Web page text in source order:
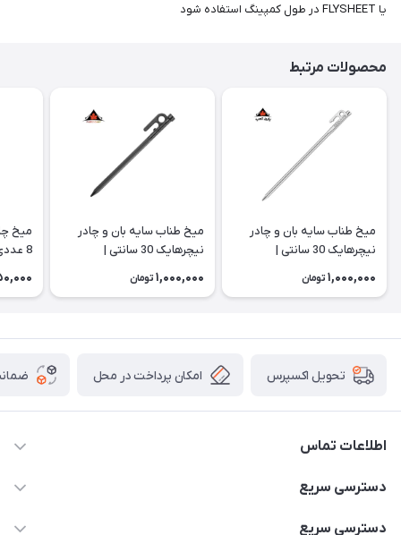
یا FLYSHEET در طول کمپینگ استفاده شود
محصولات مرتبط
میخ طناب سایه بان و چادر
نیچرهایک 30 سانتی |
NH19PJ014
1,000,000 تومان
میخ طناب سایه بان و چادر
نیچرهایک 30 سانتی |
CNH22ZP018
1,000,000 تومان
میخ
8 عددی | NH15A008-I
تحویل اکسپرس امکان پرداخت در محل
اطلاعات تماس
02166456492 - 09121933405
دسترسی سریع
خرید کیسه خواب
دسترسی سریع